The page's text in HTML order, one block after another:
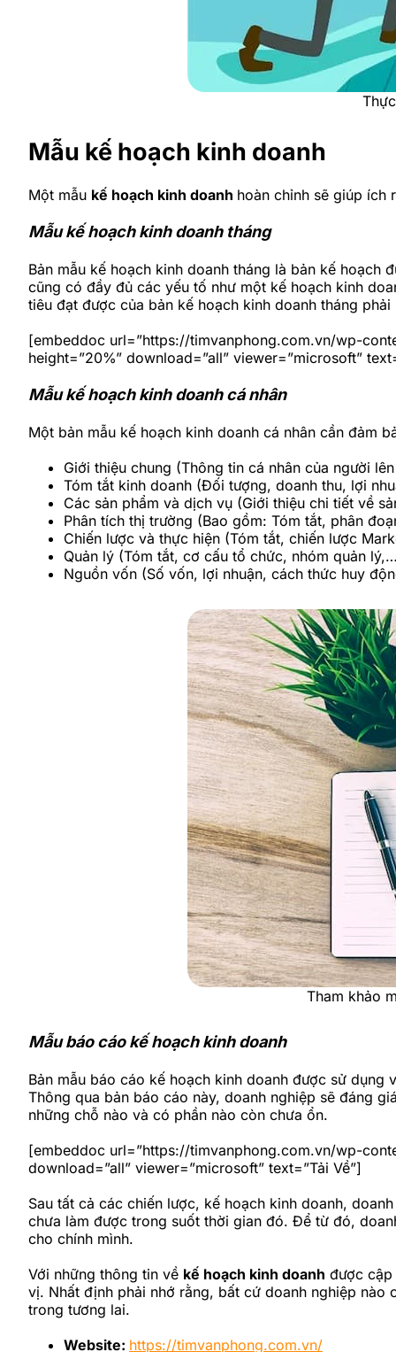
Mẫu kế hoạch kinh doanh
Một mẫu kế hoạch kinh doanh hoàn chỉnh sẽ giúp ích
Mẫu kế hoạch kinh doanh tháng
Bản mẫu kế hoạch kinh doanh tháng là bản kế
cũng có đầy đủ các yếu tố như một kế hoạch kinh
tiêu đạt được của bản kế hoạch kinh doanh tháng
[embeddoc url=”https://timvanphong.com.vn/wp-
height=”20%” download=”all” viewer=”microsoft”
Mẫu kế hoạch kinh doanh cá nhân
Một bản mẫu kế hoạch kinh doanh cá nhân cần đảm
Giới thiệu chung (Thông tin cá nhân của người
Tóm tắt kinh doanh (Đối tượng, doanh thu, lợi
Các sản phẩm và dịch vụ (Giới thiệu chi tiết về
Phân tích thị trường (Bao gồm: Tóm tắt, phân
Chiến lược và thực hiện (Tóm tắt, chiến lược
Quản lý (Tóm tắt, cơ cấu tổ chức, nhóm quản
Nguồn vốn (Số vốn, lợi nhuận, cách thức huy
Tham khảo
Mẫu báo cáo kế hoạch kinh doanh
Bản mẫu báo cáo kế hoạch kinh doanh được sử
Thông qua bản báo cáo này, doanh nghiệp sẽ đáng
những chỗ nào và có phần nào còn chưa ổn.
[embeddoc url=”https://timvanphong.com.vn/wp-
download=”all” viewer=”microsoft” text=”Tải Về”]
Sau tất cả các chiến lược, kế hoạch kinh doanh,
chưa làm được trong suốt thời gian đó. Để từ đó,
cho chính mình.
Với những thông tin về kế hoạch kinh doanh được cập
vị. Nhất định phải nhớ rằng, bất cứ doanh nghiệp nào
trong tương lai.
Website: https://timvanphong.com.vn/